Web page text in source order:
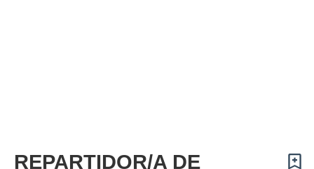
REPARTIDOR/A DE